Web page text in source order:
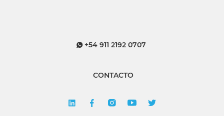
+54 911 2192 0707
CONTACTO